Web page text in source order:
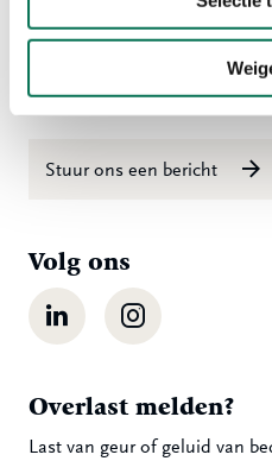
Ma t/m vr 08:00 tot 16:30 uur
078 - 770 85 85
Stuur ons een bericht
Volg ons
LinkedIn Instagram
Overlast melden?
Last van geur of geluid van